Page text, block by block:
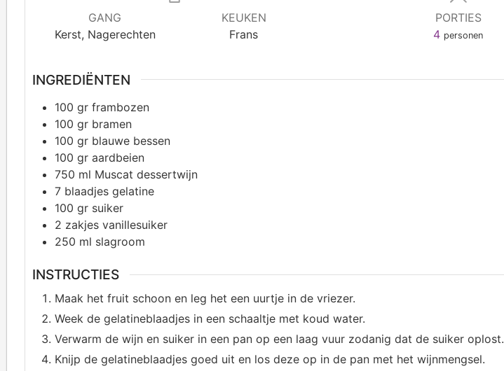
GANG
Kerst, Nagerechten
KEUKEN
Frans
PORTIES
4 personen
INGREDIËNTEN
100 gr frambozen
100 gr bramen
100 gr blauwe bessen
100 gr aardbeien
750 ml Muscat dessertwijn
7 blaadjes gelatine
100 gr suiker
2 zakjes vanillesuiker
250 ml slagroom
INSTRUCTIES
Maak het fruit schoon en leg het een uurtje in de vriezer.
Week de gelatineblaadjes in een schaaltje met koud water.
Verwarm de wijn en suiker in een pan op een laag vuur zodanig dat de suiker oplost.
Knijp de gelatineblaadjes goed uit en los deze op in de pan met het wijnmengsel.